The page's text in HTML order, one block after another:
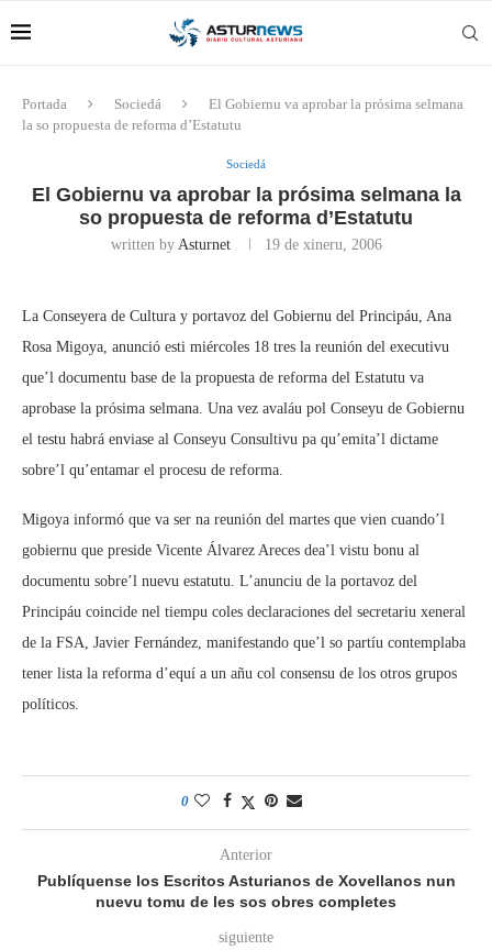
Portada Sociedá
El Gobiernu va aprobar la prósima selmana
la so propuesta de reforma d’Estatutu
Sociedá
El Gobiernu va aprobar la prósima selmana la
so propuesta de reforma d’Estatutu
written by Asturnet 19 de xineru, 2006
La Conseyera de Cultura y portavoz del Gobiernu del Principáu, Ana
Rosa Migoya, anunció esti miércoles 18 tres la reunión del executivu
que’l documentu base de la propuesta de reforma del Estatutu va
aprobase la prósima selmana. Una vez avaláu pol Conseyu de Gobiernu
el testu habrá enviase al Conseyu Consultivu pa qu’emita’l dictame
sobre’l qu’entamar el procesu de reforma.
Migoya informó que va ser na reunión del martes que vien cuando’l
gobiernu que preside Vicente Álvarez Areces dea’l vistu bonu al
documentu sobre’l nuevu estatutu. L’anunciu de la portavoz del
Principáu coincide nel tiempu coles declaraciones del secretariu xeneral
de la FSA, Javier Fernández, manifestando que’l so partíu contemplaba
tener lista la reforma d’equí a un añu col consensu de los otros grupos
políticos.
0
Anterior
Publíquense los Escritos Asturianos de Xovellanos nun
nuevu tomu de les sos obres completes
siguiente